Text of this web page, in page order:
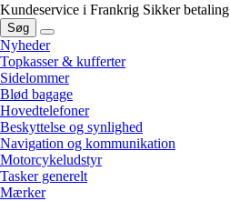
Kundeservice i Frankrig Sikker betaling
Søg
Nyheder
Topkasser & kufferter
Sidelommer
Blød bagage
Hovedtelefoner
Beskyttelse og synlighed
Navigation og kommunikation
Motorcykeludstyr
Tasker generelt
Mærker